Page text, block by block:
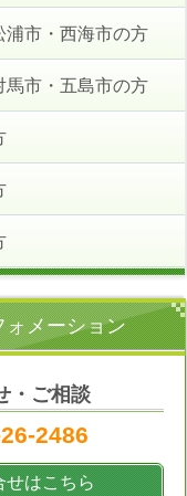
浦市・西海市の方
馬市・五島市の方
ォメーション
・ご相談
2486
せはこちら